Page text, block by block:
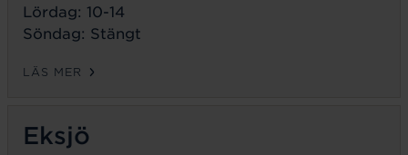
Lördag: 10-14
Söndag: Stängt
LÄS MER
Eksjö